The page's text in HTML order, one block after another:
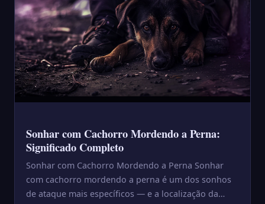
Sonhar com Cachorro Mordendo a Perna:
Significado Completo
Sonhar com Cachorro Mordendo a Perna Sonhar
com cachorro mordendo a perna é um dos sonhos
de ataque mais específicos — e a localização da